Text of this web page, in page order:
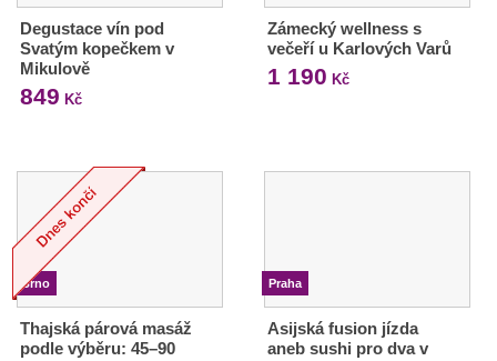
Degustace vín pod
Svatým kopečkem v
Mikulově
849 Kč
Zámecký wellness s
večeří u Karlových Varů
1 190 Kč
Brno
Thajská párová masáž
podle výběru: 45–90
Praha
Asijská fusion jízda
aneb sushi pro dva v